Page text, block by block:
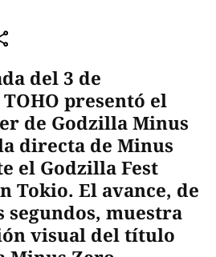
del 3 de
presentó el
de Godzilla Minus
directa de Minus
el Godzilla Fest
Tokio. El avance, de
segundos, muestra
visual del título